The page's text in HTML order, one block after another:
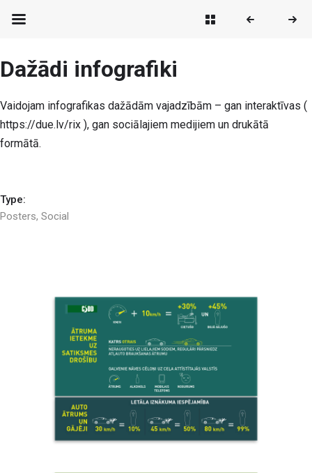
Dažādi infografiki
Vaidojam infografikas dažādām vajadzībām – gan interaktīvas (
https://due.lv/rix ), gan sociālajiem medijiem un drukātā
formātā.
Type:
Posters, Social